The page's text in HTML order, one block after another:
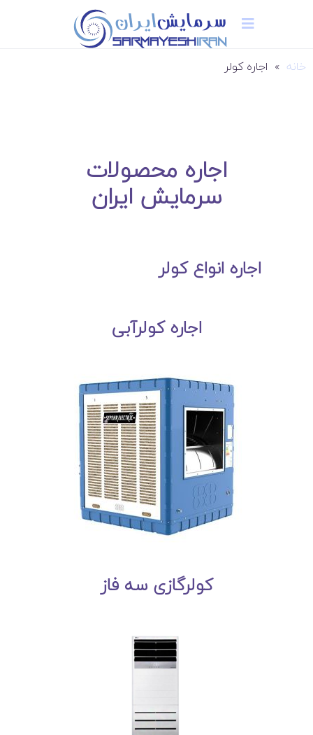
خانه » اجاره کولر
اجاره محصولات
سرمایش ایران
اجاره انواع کولر
اجاره کولرآبی
کولرگازی سه فاز